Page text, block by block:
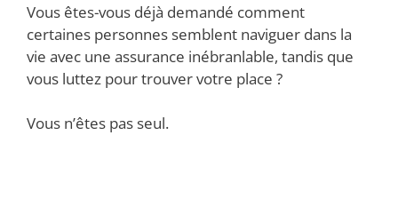
Vous êtes-vous déjà demandé comment
certaines personnes semblent naviguer dans la
vie avec une assurance inébranlable, tandis que
vous luttez pour trouver votre place ?
Vous n’êtes pas seul.